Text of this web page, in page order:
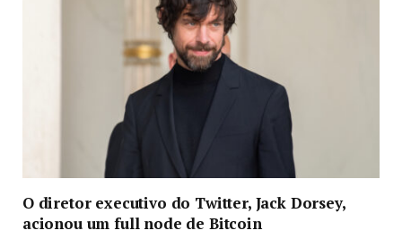
O diretor executivo do Twitter, Jack Dorsey,
acionou um full node de Bitcoin